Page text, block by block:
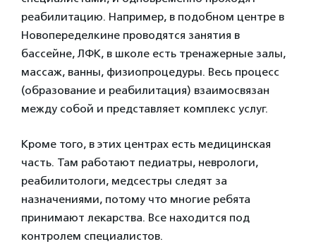
реабилитацию. Например, в подобном центре в
Новопеределкине проводятся занятия в
бассейне, ЛФК, в школе есть тренажерные залы,
массаж, ванны, физиопроцедуры. Весь процесс
(образование и реабилитация) взаимосвязан
между собой и представляет комплекс услуг.
Кроме того, в этих центрах есть медицинская
часть. Там работают педиатры, неврологи,
реабилитологи, медсестры следят за
назначениями, потому что многие ребята
принимают лекарства. Все находится под
контролем специалистов.